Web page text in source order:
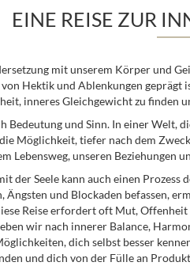
EINE REISE ZUR
mit unserem Körper und
Hektik und Ablenkungen
inneres Gleichgewicht zu finden
Bedeutung und Sinn. In einer
Möglichkeit, tiefer nach dem
Lebensweg, unseren Beziehungen
der Seele kann auch einen
Ängsten und Blockaden befassen,
Reise erfordert oft Mut,
wir nach innerer Balance,
dich selbst besser
und dich von der Fülle an